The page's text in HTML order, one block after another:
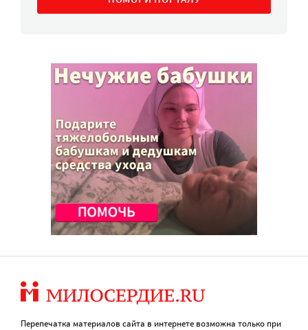
Перепечатка материалов сайта в интернете возможна только при